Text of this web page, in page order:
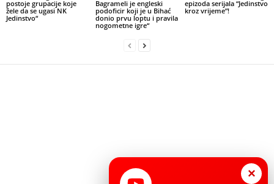
postoje grupacije koje
žele da se ugasi NK
Jedinstvo“
Bagrameli je engleski
podoficir koji je u Bihać
donio prvu loptu i pravila
nogometne igre“
epizoda serijala “Jedinstvo
kroz vrijeme”!
×